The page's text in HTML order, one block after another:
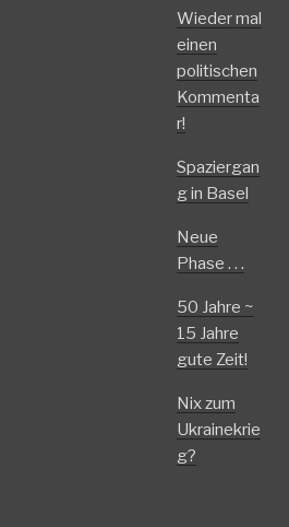
Wieder mal
einen
politischen
Kommenta
r!
Spaziergan
g in Basel
Neue
Phase . . .
50 Jahre ~
15 Jahre
gute Zeit!
Nix zum
Ukrainekrie
g?